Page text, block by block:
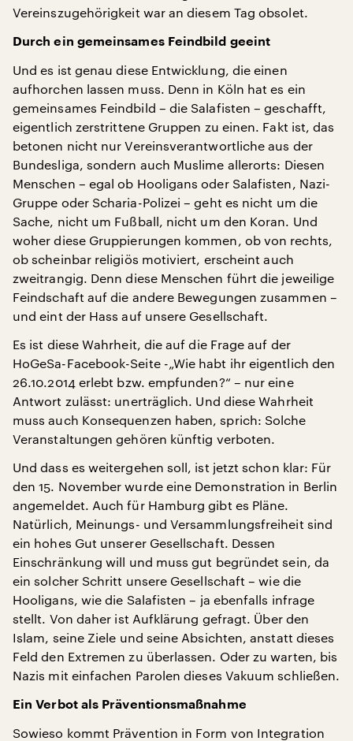
Vereinszugehörigkeit war an diesem Tag obsolet.
Durch ein gemeinsames Feindbild geeint
Und es ist genau diese Entwicklung, die einen
aufhorchen lassen muss. Denn in Köln hat es ein
gemeinsames Feindbild – die Salafisten – geschafft,
eigentlich zerstrittene Gruppen zu einen. Fakt ist, das
betonen nicht nur Vereinsverantwortliche aus der
Bundesliga, sondern auch Muslime allerorts: Diesen
Menschen – egal ob Hooligans oder Salafisten, Nazi-
Gruppe oder Scharia-Polizei – geht es nicht um die
Sache, nicht um Fußball, nicht um den Koran. Und
woher diese Gruppierungen kommen, ob von rechts,
ob scheinbar religiös motiviert, erscheint auch
zweitrangig. Denn diese Menschen führt die jeweilige
Feindschaft auf die andere Bewegungen zusammen –
und eint der Hass auf unsere Gesellschaft.
Es ist diese Wahrheit, die auf die Frage auf der
HoGeSa-Facebook-Seite -„Wie habt ihr eigentlich den
26.10.2014 erlebt bzw. empfunden?“ – nur eine
Antwort zulässt: unerträglich. Und diese Wahrheit
muss auch Konsequenzen haben, sprich: Solche
Veranstaltungen gehören künftig verboten.
Und dass es weitergehen soll, ist jetzt schon klar: Für
den 15. November wurde eine Demonstration in Berlin
angemeldet. Auch für Hamburg gibt es Pläne.
Natürlich, Meinungs- und Versammlungsfreiheit sind
ein hohes Gut unserer Gesellschaft. Dessen
Einschränkung will und muss gut begründet sein, da
ein solcher Schritt unsere Gesellschaft – wie die
Hooligans, wie die Salafisten – ja ebenfalls infrage
stellt. Von daher ist Aufklärung gefragt. Über den
Islam, seine Ziele und seine Absichten, anstatt dieses
Feld den Extremen zu überlassen. Oder zu warten, bis
Nazis mit einfachen Parolen dieses Vakuum schließen.
Ein Verbot als Präventionsmaßnahme
Sowieso kommt Prävention in Form von Integration